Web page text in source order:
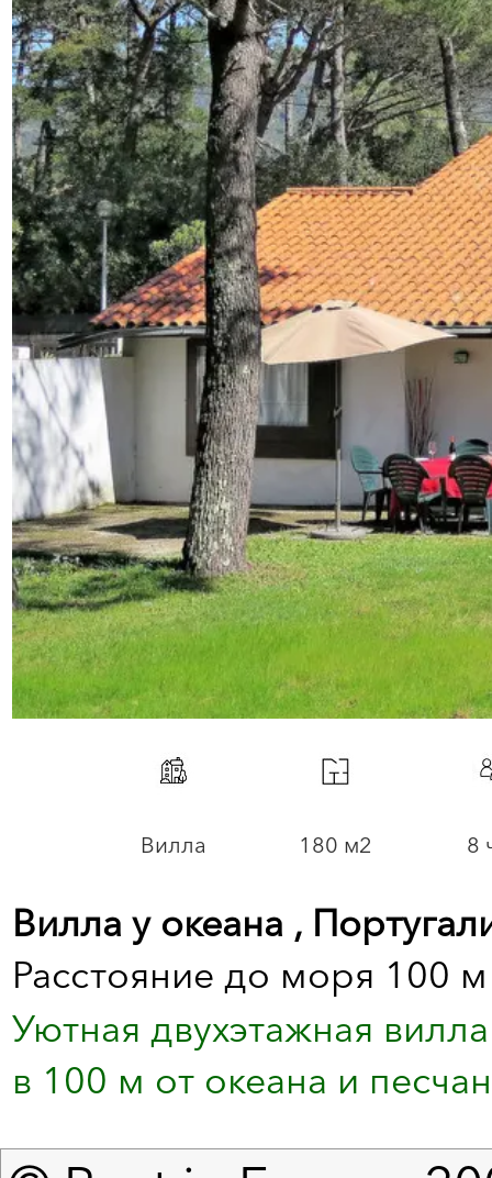
Вилла 180 м2 8
Вилла у океана ,
Расстояние до моря 100 м
Уютная двухэтажная
в 100 м от океана и